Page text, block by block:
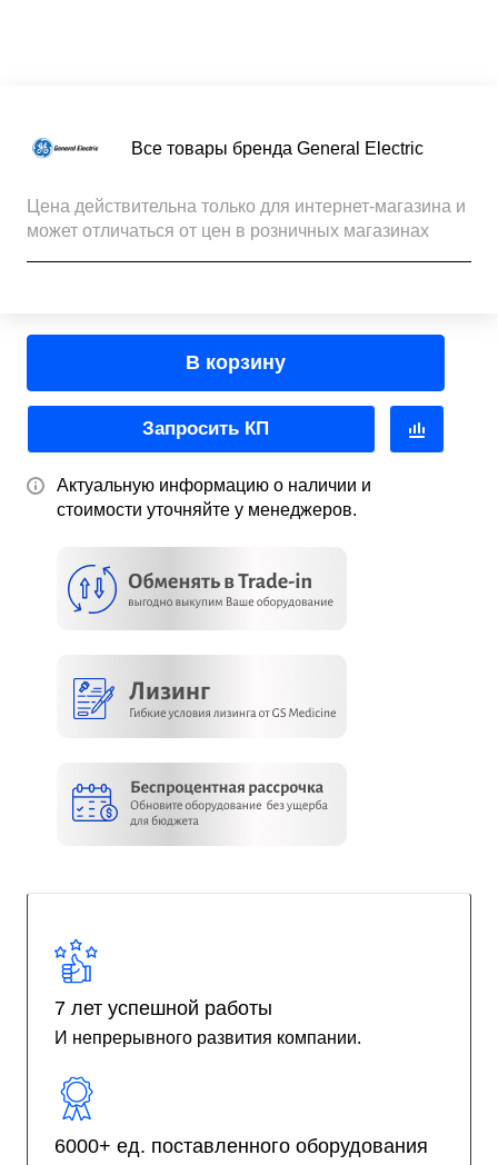
Все товары бренда General Electric
Цена действительна только для интернет-магазина и
может отличаться от цен в розничных магазинах
В корзину
Запросить КП
Актуальную информацию о наличии и
стоимости уточняйте у менеджеров.
7 лет успешной работы
И непрерывного развития компании.
6000+ ед. поставленного оборудования